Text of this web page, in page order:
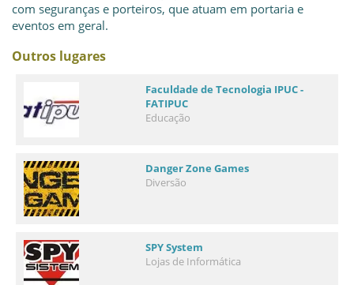
com seguranças e porteiros, que atuam em portaria e
eventos em geral.
Outros lugares
Faculdade de Tecnologia IPUC -
FATIPUC
Educação
Danger Zone Games
Diversão
SPY System
Lojas de Informática